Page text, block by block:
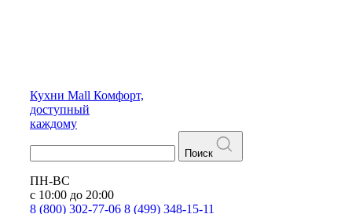
Кухни Mall Комфорт,
доступный
каждому
Поиск
ПН-ВС
с 10:00 до 20:00
8 (800) 302-77-06 8 (499) 348-15-11